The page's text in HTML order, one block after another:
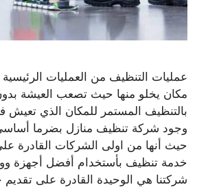
عمليات التنظيف من العمليات الرئيسية
مكان يخلو منها حيث تصعب العيشة
بالتنظيف المستمر للمكان الذي تعيش
وجود شركة تنظيف منازل بضرما أساسي
حيث أنها من اولى الشركات القادرة
خدمة تنظيف بأستخدام أفضل أجهزة
شركتنا هي الوحيدة القادرة على